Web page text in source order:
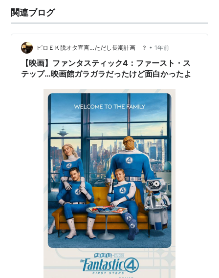
関連ブログ
ピロＥＫ脱オタ宣言…ただし長期計画 ？ • 1年前
【映画】ファンタスティック4：ファースト・ス
テップ…映画館ガラガラだったけど面白かったよ